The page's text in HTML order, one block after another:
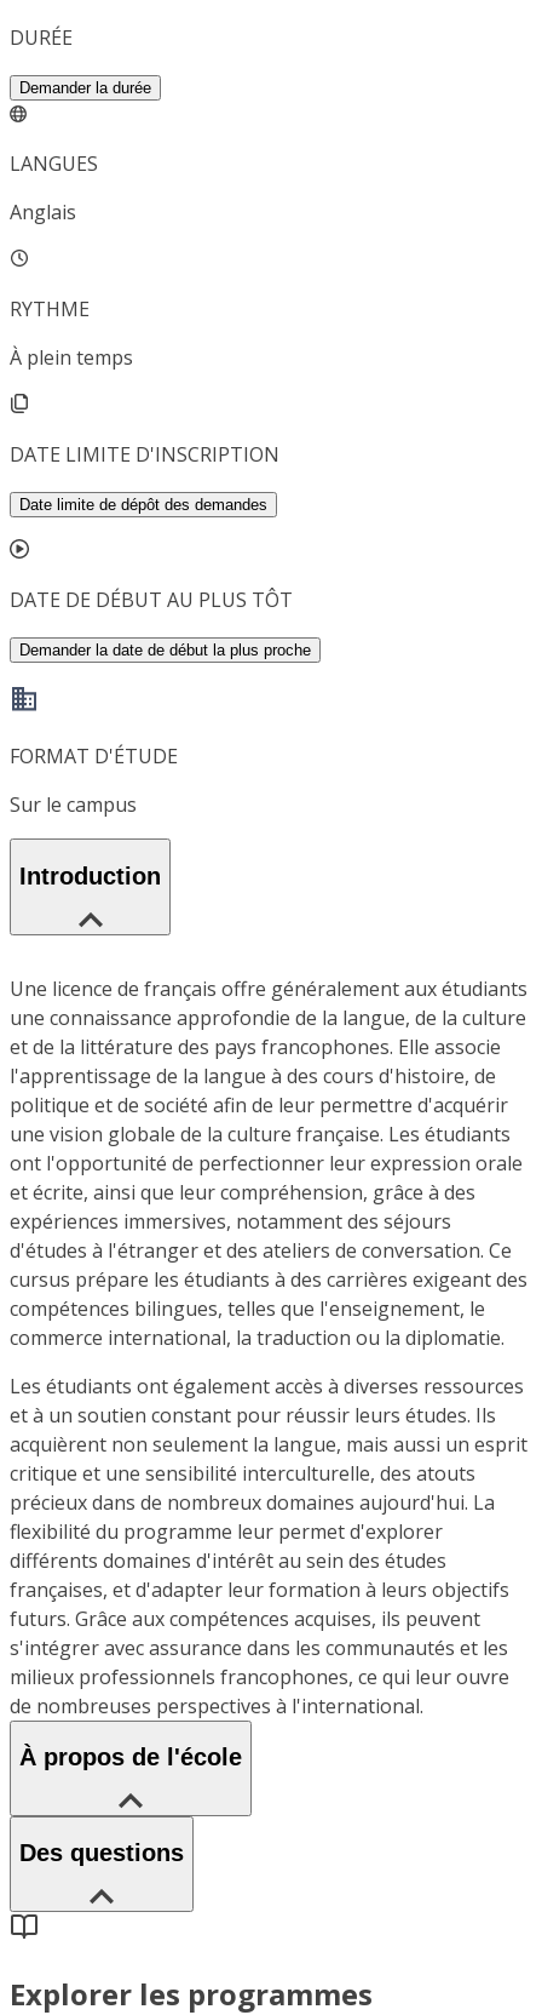
DURÉE
Demander la durée
LANGUES
Anglais
RYTHME
À plein temps
DATE LIMITE D'INSCRIPTION
Date limite de dépôt des demandes
DATE DE DÉBUT AU PLUS TÔT
Demander la date de début la plus proche
FORMAT D'ÉTUDE
Sur le campus
Introduction
Une licence de français offre généralement aux étudiants
une connaissance approfondie de la langue, de la culture
et de la littérature des pays francophones. Elle associe
l'apprentissage de la langue à des cours d'histoire, de
politique et de société afin de leur permettre d'acquérir
une vision globale de la culture française. Les étudiants
ont l'opportunité de perfectionner leur expression orale
et écrite, ainsi que leur compréhension, grâce à des
expériences immersives, notamment des séjours
d'études à l'étranger et des ateliers de conversation. Ce
cursus prépare les étudiants à des carrières exigeant des
compétences bilingues, telles que l'enseignement, le
commerce international, la traduction ou la diplomatie.
Les étudiants ont également accès à diverses ressources
et à un soutien constant pour réussir leurs études. Ils
acquièrent non seulement la langue, mais aussi un esprit
critique et une sensibilité interculturelle, des atouts
précieux dans de nombreux domaines aujourd'hui. La
flexibilité du programme leur permet d'explorer
différents domaines d'intérêt au sein des études
françaises, et d'adapter leur formation à leurs objectifs
futurs. Grâce aux compétences acquises, ils peuvent
s'intégrer avec assurance dans les communautés et les
milieux professionnels francophones, ce qui leur ouvre
de nombreuses perspectives à l'international.
À propos de l'école
Des questions
Explorer les programmes